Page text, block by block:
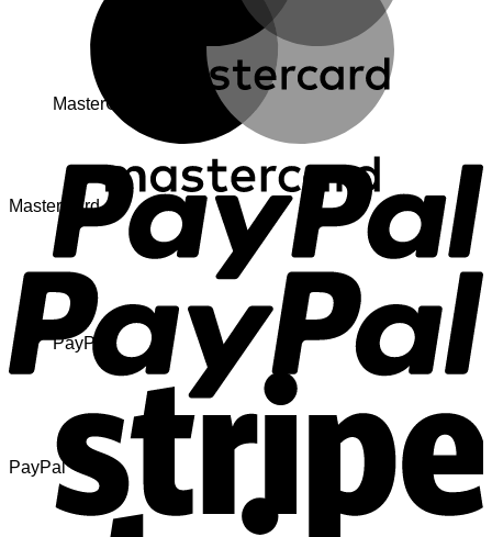
MasterCard
PayPal
MasterCard
PayPal